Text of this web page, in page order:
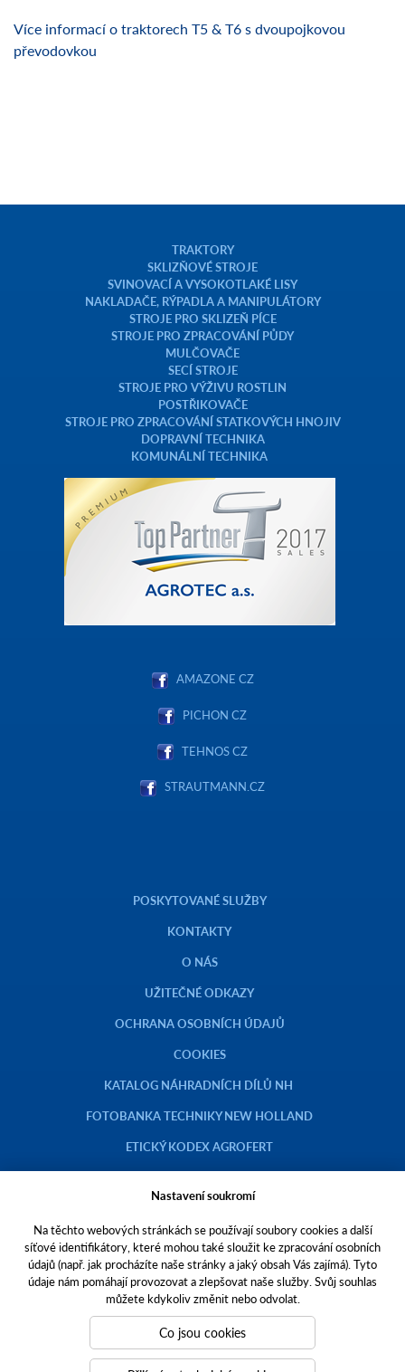
Více informací o traktorech T5 & T6 s dvoupojkovou
převodovkou
TRAKTORY
SKLIZŇOVÉ STROJE
SVINOVACÍ A VYSOKOTLAKÉ LISY
NAKLADAČE, RÝPADLA A MANIPULÁTORY
STROJE PRO SKLIZEŇ PÍCE
STROJE PRO ZPRACOVÁNÍ PŮDY
MULČOVAČE
SECÍ STROJE
STROJE PRO VÝŽIVU ROSTLIN
POSTŘIKOVAČE
STROJE PRO ZPRACOVÁNÍ STATKOVÝCH HNOJIV
DOPRAVNÍ TECHNIKA
KOMUNÁLNÍ TECHNIKA
AMAZONE CZ
PICHON CZ
TEHNOS CZ
STRAUTMANN.CZ
POSKYTOVANÉ SLUŽBY
KONTAKTY
O NÁS
UŽITEČNÉ ODKAZY
OCHRANA OSOBNÍCH ÚDAJŮ
COOKIES
KATALOG NÁHRADNÍCH DÍLŮ NH
FOTOBANKA TECHNIKY NEW HOLLAND
ETICKÝ KODEX AGROFERT
Copyright © 2023 AGROTEC a.s.
Toto jsou internetové stránky společnosti AGROTEC a. s., se sídlem v
Hustopečích, Brněnská 74, PSČ 69301, IČO 00544957,
zapsané v OR vedeném Krajským soudem v Brně, oddíl B, vložka 138.
Společnost AGROTEC a.s. je členem koncernu AGROFERT řízeného
společností AGROFERT, a.s.,
IČO 26185610, se sídlem na adrese Pyšelská 2327/2, Chodov, 149 00
Nastavení soukromí
Na těchto webových stránkách se používají soubory cookies a další
síťové identifikátory, které mohou také sloužit ke zpracování osobních
údajů (např. jak procházíte naše stránky a jaký obsah Vás zajímá). Tyto
údaje nám pomáhají provozovat a zlepšovat naše služby. Svůj souhlas
můžete kdykoliv změnit nebo odvolat.
Co jsou cookies